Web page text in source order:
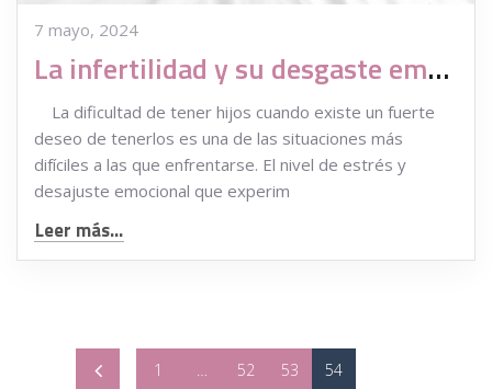
7 mayo, 2024
La infertilidad y su desgaste emocional
La dificultad de tener hijos cuando existe un fuerte
deseo de tenerlos es una de las situaciones más
difíciles a las que enfrentarse. El nivel de estrés y
desajuste emocional que experim
Leer más...
1 … 52 53 54